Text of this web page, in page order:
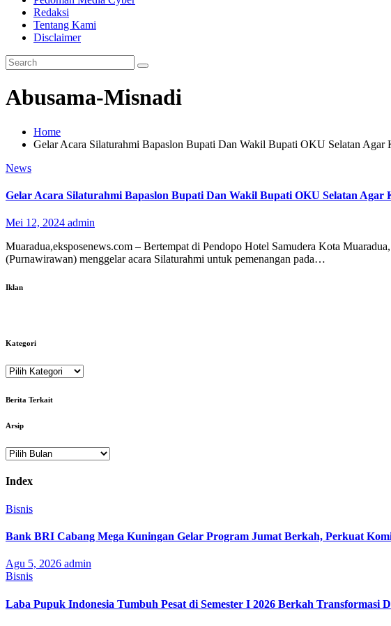
Redaksi
Tentang Kami
Disclaimer
Abusama-Misnadi
Home
Gelar Acara Silaturahmi Bapaslon Bupati Dan Wakil Bupati OKU Selatan Agar
News
Gelar Acara Silaturahmi Bapaslon Bupati Dan Wakil Bupati OKU Selatan Agar
Mei 12, 2024 admin
Muaradua,eksposenews.com – Bertempat di Pendopo Hotel Samudera Kota
(Purnawirawan) menggelar acara Silaturahmi untuk pemenangan pada…
Iklan
Kategori
Kategori
Berita Terkait
Arsip
Arsip
Index
Bisnis
Bank BRI Cabang Mega Kuningan Gelar Program Jumat Berkah, Perkuat
Agu 5, 2026 admin
Bisnis
Laba Pupuk Indonesia Tumbuh Pesat di Semester I 2026 Berkah Transformasi